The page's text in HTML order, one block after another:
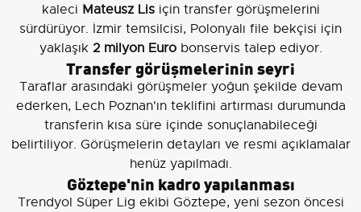
kaleci Mateusz Lisiçin transfer görüşmelerini
sürdürüyor. İzmir temsilcisi, Polonyalı file bekçisi için
yaklaşık 2 milyon Eurobonservis talep ediyor.
Transfer görüşmelerinin seyri
Taraflar arasındaki görüşmeler yoğun şekilde devam
ederken, Lech Poznan'ın teklifini artırması durumunda
transferin kısa süre içinde sonuçlanabileceği
belirtiliyor. Görüşmelerin detayları ve resmi açıklamalar
henüz yapılmadı.
Göztepe'nin kadro yapılanması
Trendyol Süper Lig ekibi Göztepe, yeni sezon öncesi